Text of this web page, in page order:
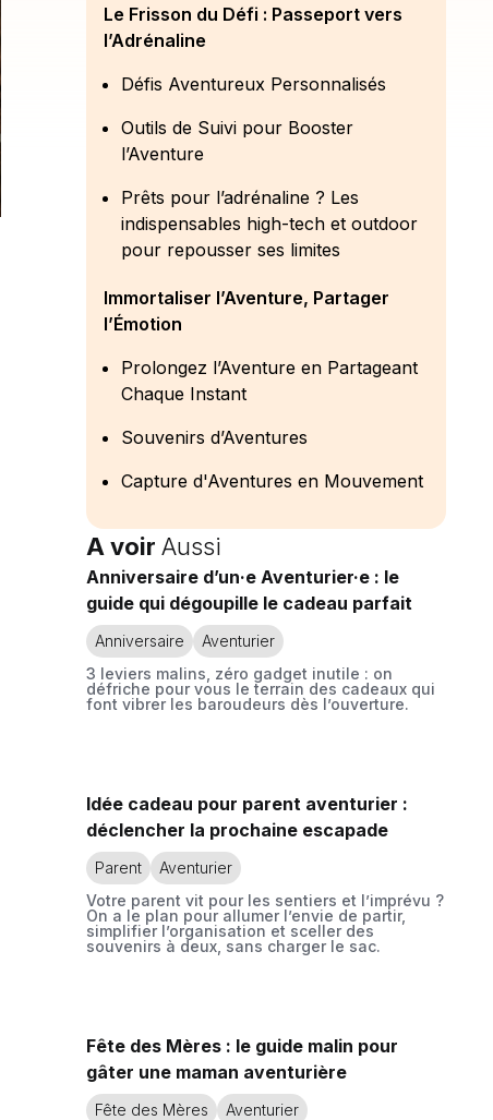
Le Frisson du Défi : Passeport vers
l’Adrénaline
Défis Aventureux Personnalisés
Outils de Suivi pour Booster
l’Aventure
Prêts pour l’adrénaline ? Les
indispensables high-tech et outdoor
pour repousser ses limites
Immortaliser l’Aventure, Partager
l’Émotion
Prolongez l’Aventure en Partageant
Chaque Instant
Souvenirs d’Aventures
Capture d'Aventures en Mouvement
A voir Aussi
Anniversaire d’un·e Aventurier·e : le
guide qui dégoupille le cadeau parfait
Anniversaire
Aventurier
3 leviers malins, zéro gadget inutile : on
défriche pour vous le terrain des cadeaux qui
font vibrer les baroudeurs dès l’ouverture.
Idée cadeau pour parent aventurier :
déclencher la prochaine escapade
Parent
Aventurier
Votre parent vit pour les sentiers et l’imprévu ?
On a le plan pour allumer l’envie de partir,
simplifier l’organisation et sceller des
souvenirs à deux, sans charger le sac.
Fête des Mères : le guide malin pour
gâter une maman aventurière
Fête des Mères
Aventurier